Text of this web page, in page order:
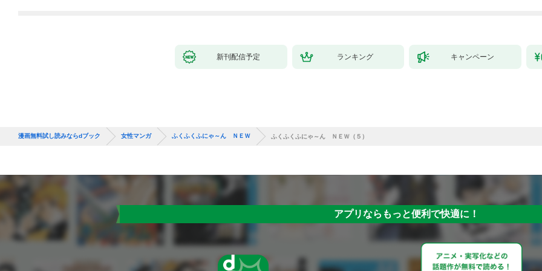
新刊配信予定 ランキング キャンペーン
漫画無料試し読みならdブック 女性マンガ ふくふくふにゃ～ん ＮＥＷ ふくふくふにゃ～ん ＮＥＷ（５）
アプリならもっと便利で快適に！